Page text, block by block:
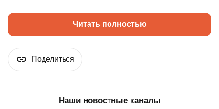
Читать полностью
Поделиться
Наши новостные каналы